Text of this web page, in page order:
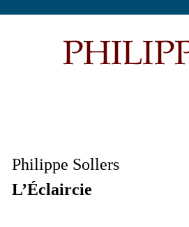
Philippe Sollers
L’Éclaircie